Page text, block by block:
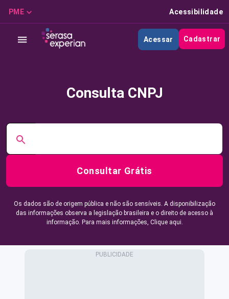
PME Acessibilidade
Acessar Cadastrar
Consulta CNPJ
Consultar Grátis
Os dados são de origem pública e não são sensíveis. A disponibilização
das informações observa a legislação brasileira e o direito de acesso à
informação. Para mais informações, Clique aqui.